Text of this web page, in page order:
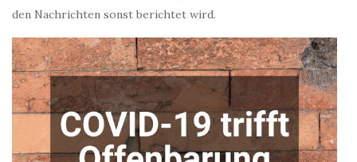
den Nachrichten sonst berichtet wird.